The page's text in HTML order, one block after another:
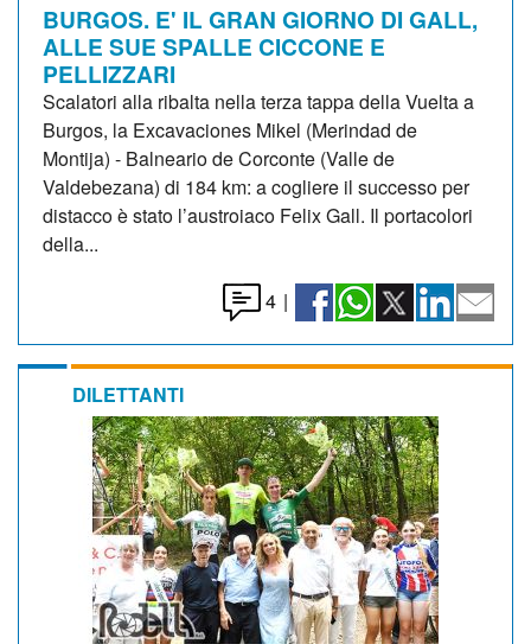
BURGOS. E' IL GRAN GIORNO DI GALL,
ALLE SUE SPALLE CICCONE E
PELLIZZARI
Scalatori alla ribalta nella terza tappa della Vuelta a
Burgos, la Excavaciones Mikel (Merindad de
Montija) - Balneario de Corconte (Valle de
Valdebezana) di 184 km: a cogliere il successo per
distacco è stato l’austroiaco Felix Gall. Il portacolori
della...
4 |
DILETTANTI